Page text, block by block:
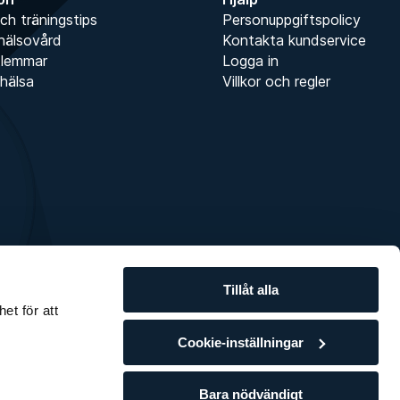
för att
Tillåt alla
Cookie-inställningar
Bara nödvändigt
träningstips
Personuppgiftspolicy
Kontakta kundservice
Logga in
Villkor och regler